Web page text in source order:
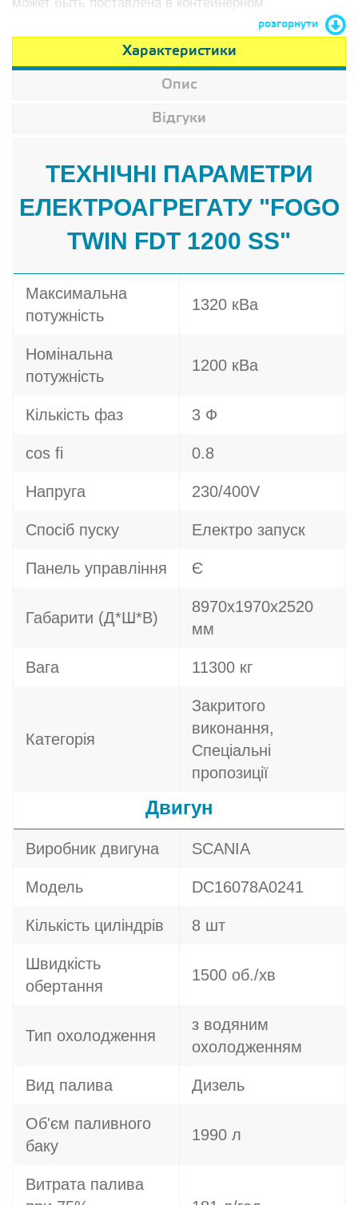
исполнении, или смонтирована на раме.розгорнути
Характеристики
Опис
Відгуки
ТЕХНІЧНІ ПАРАМЕТРИ
ЕЛЕКТРОАГРЕГАТУ "FOGO
TWIN FDT 1200 SS"
Максимальна
потужність
1320 кВа
Номінальна
потужність
1200 кВа
Кількість фаз 3 Ф
cos fi 0.8
Напруга 230/400V
Спосіб пуску Електро запуск
Панель управління Є
Габарити (Д*Ш*В)
8970х1970х2520
мм
Вага 11300 кг
Категорія
Закритого
виконання,
Спеціальні
пропозиції
Двигун
Виробник двигуна SCANIA
Модель DC16078A0241
Кількість циліндрів 8 шт
Швидкість
обертання
1500 об./хв
Тип охолодження
з водяним
охолодженням
Вид палива Дизель
Об'єм паливного
баку
1990 л
Витрата палива